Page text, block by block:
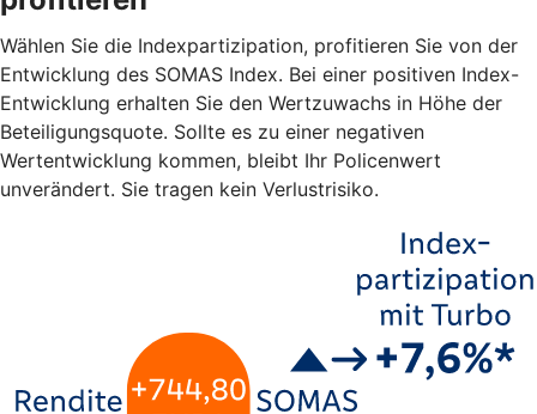
Wählen Sie die Indexpartizipation, profitieren Sie von der
Entwicklung des SOMAS Index. Bei einer positiven Index-
Entwicklung erhalten Sie den Wertzuwachs in Höhe der
Beteiligungsquote. Sollte es zu einer negativen
Wertentwicklung kommen, bleibt Ihr Policenwert
unverändert. Sie tragen kein Verlustrisiko.